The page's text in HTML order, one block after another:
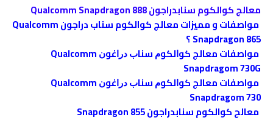
معالج كوالكوم سنابدراجون Qualcomm Snapdragon 888
مواصفات و مميزات معالج كوالكوم سناب دراجون Qualcomm
Snapdragon 865 ؟
مواصفات معالج ﻛﻮﺍﻟﻜﻮﻡ ﺳﻨﺎﺏ ﺩﺭﺍﻏﻮﻥ Qualcomm
Snapdragom 730G
مواصفات معالج ﻛﻮﺍﻟﻜﻮﻡ ﺳﻨﺎﺏ ﺩﺭﺍﻏﻮﻥ Qualcomm
Snapdragom 730
معالج كوالكوم سنابدراجون Snapdragon 855